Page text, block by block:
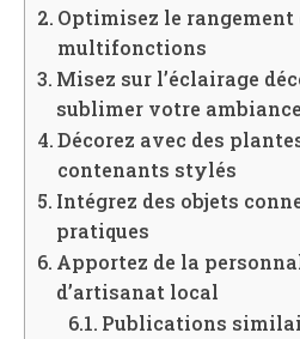
Optimisez le rangement
multifonctions
Misez sur l’éclairage
sublimer votre ambiance
Décorez avec des
contenants stylés
Intégrez des objets
pratiques
Apportez de la
d’artisanat local
Publications